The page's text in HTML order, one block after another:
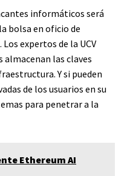
informáticos será
bolsa en oficio de
expertos de la UCV
almacenan las claves
Y si pueden
de los usuarios en su
para penetrar a la
Ethereum AI